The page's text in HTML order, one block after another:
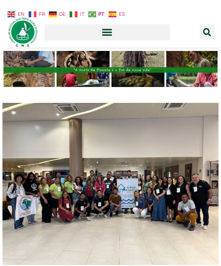
EN FR DE IT PT ES